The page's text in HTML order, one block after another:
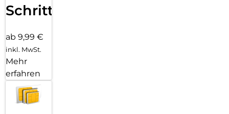
Schritten
ab 9,99 €
inkl. MwSt.
Mehr
erfahren